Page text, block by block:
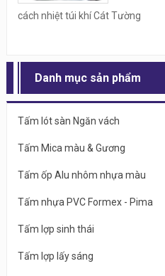
cách nhiệt túi khí Cát Tường
Danh mục sản phẩm
Tấm lót sàn Ngăn vách
Tấm Mica màu & Gương
Tấm ốp Alu nhôm nhựa màu
Tấm nhựa PVC Formex - Pima
Tấm lợp sinh thái
Tấm lợp lấy sáng